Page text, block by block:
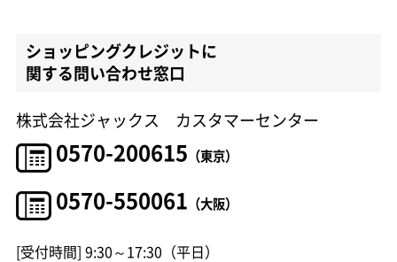
ショッピングクレジットに
関する問い合わせ窓口
株式会社ジャックス カスタマーセンター
0570-200615 （東京）
0570-550061 （大阪）
[受付時間] 9:30～17:30（平日）